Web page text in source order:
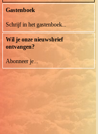
Gastenboek
Schrijf in het gastenboek...
Wil je onze nieuwsbrief
ontvangen?
Abonneer je...